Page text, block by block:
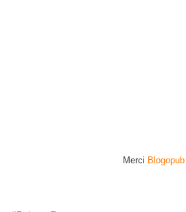
Merci Blogopub